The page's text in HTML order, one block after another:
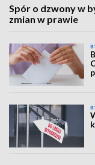
Spór o dzwony w
zmian w prawie